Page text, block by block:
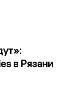
в Рязани